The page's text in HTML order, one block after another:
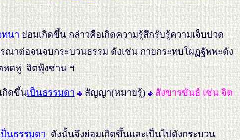
ทนาย่อมเกิดขึ้นกล่าวคือเกิดความรู้สึกรับรู้ความเจ็บปวด
ณาต่อจนจบกระบวนธรรม ดังเช่น กายกระทบโผฏฐัพพะดัง
หดหู่ จิตฟุ้งซ่าน ฯ
กิดขึ้นเป็นธรรมดา สัญญา(หมายรู้)
สังขารขันธ์ เช่น จิต
ป็นธรรมดาดังนั้นจึงย่อมเกิดขึ้นและเป็นไปดังกระบวน